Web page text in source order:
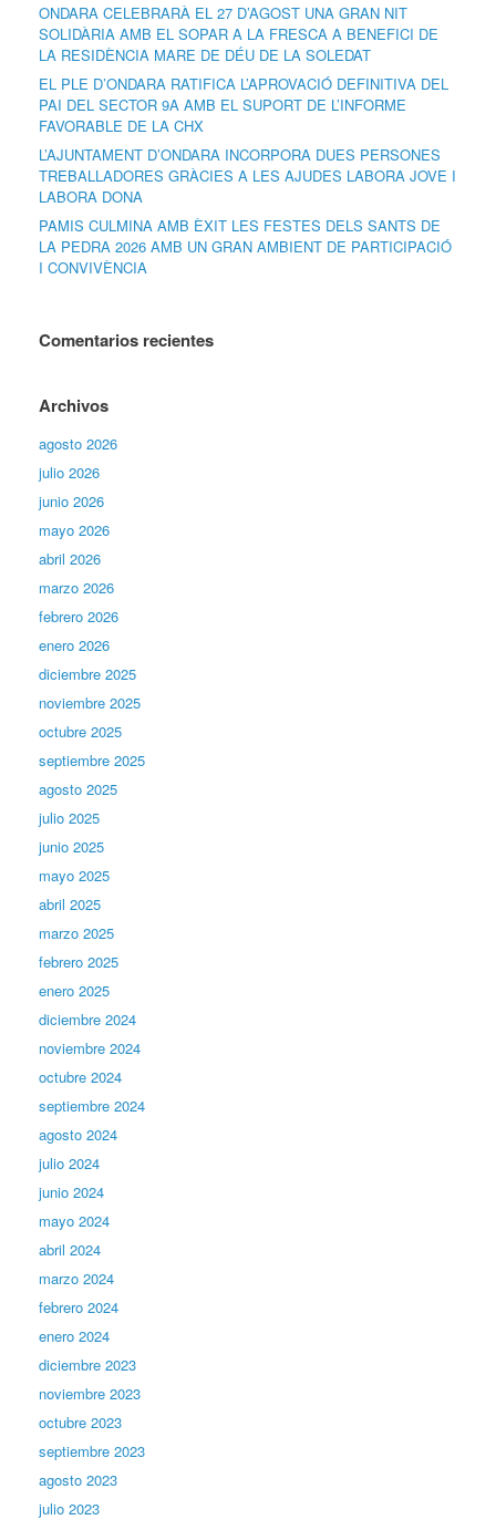
ONDARA CELEBRARÀ EL 27 D’AGOST UNA GRAN NIT
SOLIDÀRIA AMB EL SOPAR A LA FRESCA A BENEFICI DE
LA RESIDÈNCIA MARE DE DÉU DE LA SOLEDAT
EL PLE D’ONDARA RATIFICA L’APROVACIÓ DEFINITIVA DEL
PAI DEL SECTOR 9A AMB EL SUPORT DE L’INFORME
FAVORABLE DE LA CHX
L’AJUNTAMENT D’ONDARA INCORPORA DUES PERSONES
TREBALLADORES GRÀCIES A LES AJUDES LABORA JOVE I
LABORA DONA
PAMIS CULMINA AMB ÈXIT LES FESTES DELS SANTS DE
LA PEDRA 2026 AMB UN GRAN AMBIENT DE PARTICIPACIÓ
I CONVIVÈNCIA
Comentarios recientes
Archivos
agosto 2026
julio 2026
junio 2026
mayo 2026
abril 2026
marzo 2026
febrero 2026
enero 2026
diciembre 2025
noviembre 2025
octubre 2025
septiembre 2025
agosto 2025
julio 2025
junio 2025
mayo 2025
abril 2025
marzo 2025
febrero 2025
enero 2025
diciembre 2024
noviembre 2024
octubre 2024
septiembre 2024
agosto 2024
julio 2024
junio 2024
mayo 2024
abril 2024
marzo 2024
febrero 2024
enero 2024
diciembre 2023
noviembre 2023
octubre 2023
septiembre 2023
agosto 2023
julio 2023